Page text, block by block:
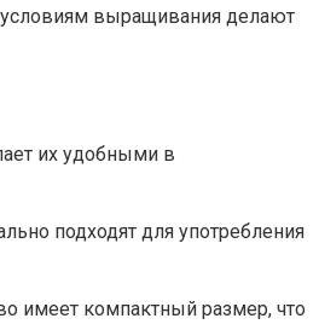
условиям выращивания делают
их удобными в
подходят для употребления
имеет компактный размер, что